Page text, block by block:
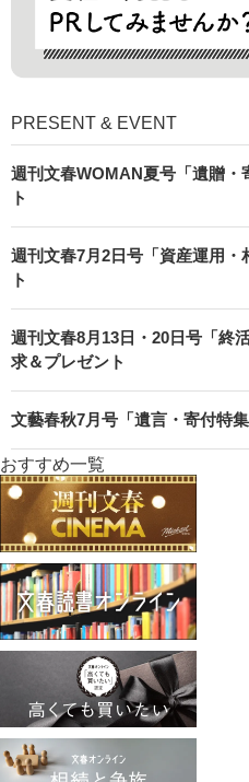
PRESENT & EVENT
週刊文春WOMAN夏号「遺贈・
ト
週刊文春7月2日号「資産運用
ト
週刊文春8月13日・20日号「終
求＆プレゼント
文藝春秋7月号「遺言・寄付特
おすすめ一覧